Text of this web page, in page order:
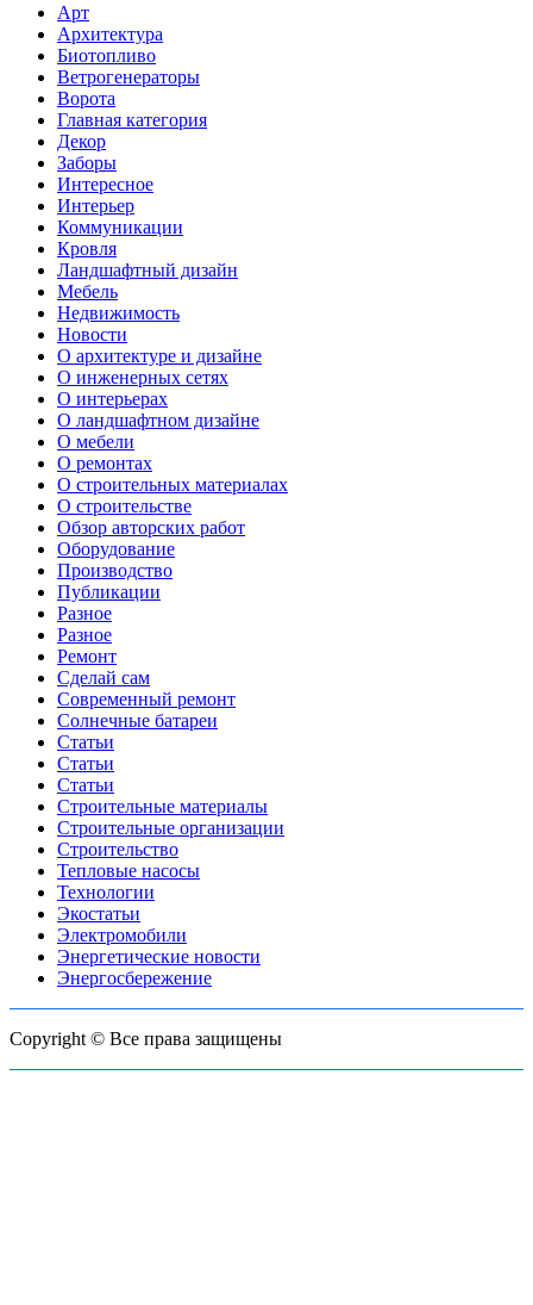
Арт
Архитектура
Биотопливо
Ветрогенераторы
Ворота
Главная категория
Декор
Заборы
Интересное
Интерьер
Коммуникации
Кровля
Ландшафтный дизайн
Мебель
Недвижимость
Новости
О архитектуре и дизайне
О инженерных сетях
О интерьерах
О ландшафтном дизайне
О мебели
О ремонтах
О строительных материалах
О строительстве
Обзор авторских работ
Оборудование
Производство
Публикации
Разное
Разное
Ремонт
Сделай сам
Современный ремонт
Солнечные батареи
Статьи
Статьи
Статьи
Строительные материалы
Строительные организации
Строительство
Тепловые насосы
Технологии
Экостатьи
Электромобили
Энергетические новости
Энергосбережение
Copyright © Все права защищены